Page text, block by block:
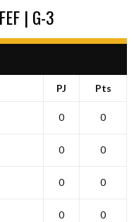
| G-3
PJ Pts
0 0
0 0
0 0
0 0